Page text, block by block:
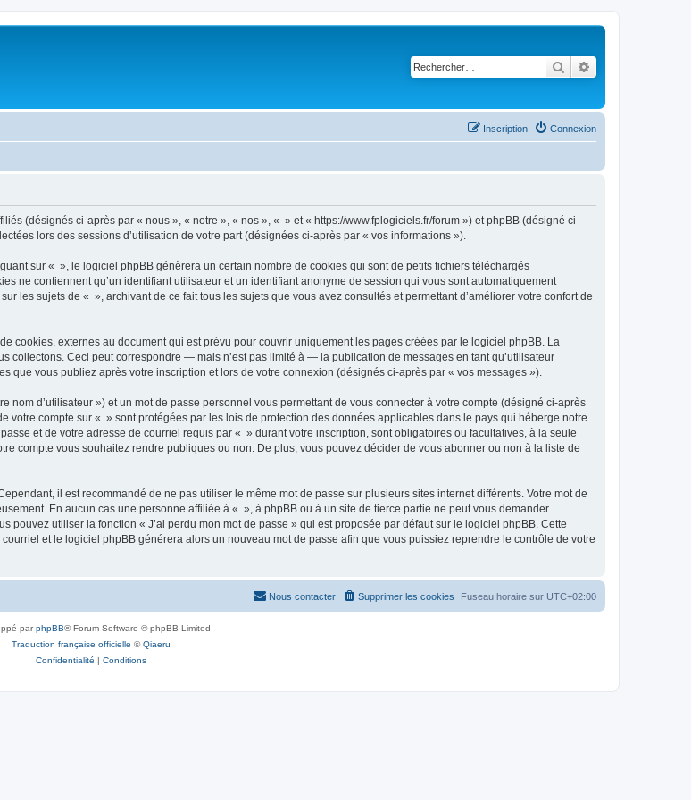
Rechercher
Connexion
Inscription
(désignés ci-après par « nous », « notre », « nos », « » et « https://www.fplogiciels.fr/forum ») et phpBB (désigné ci-
lors des sessions d’utilisation de votre part (désignées ci-après par « vos informations »).
sur « », le logiciel phpBB génèrera un certain nombre de cookies qui sont de petits fichiers téléchargés
ne contiennent qu’un identifiant utilisateur et un identifiant anonyme de session qui vous sont automatiquement
les sujets de « », archivant de ce fait tous les sujets que vous avez consultés et permettant d’améliorer votre confort de
cookies, externes au document qui est prévu pour couvrir uniquement les pages créées par le logiciel phpBB. La
collectons. Ceci peut correspondre — mais n’est pas limité à — la publication de messages en tant qu’utilisateur
que vous publiez après votre inscription et lors de votre connexion (désignés ci-après par « vos messages »).
d’utilisateur ») et un mot de passe personnel vous permettant de vous connecter à votre compte (désigné ci-après
votre compte sur « » sont protégées par les lois de protection des données applicables dans le pays qui héberge notre
et de votre adresse de courriel requis par « » durant votre inscription, sont obligatoires ou facultatives, à la seule
compte vous souhaitez rendre publiques ou non. De plus, vous pouvez décider de vous abonner ou non à la liste de
il est recommandé de ne pas utiliser le même mot de passe sur plusieurs sites internet différents. Votre mot de
En aucun cas une personne affiliée à « », à phpBB ou à un site de tierce partie ne peut vous demander
pouvez utiliser la fonction « J’ai perdu mon mot de passe » qui est proposée par défaut sur le logiciel phpBB. Cette
et le logiciel phpBB générera alors un nouveau mot de passe afin que vous puissiez reprendre le contrôle de votre
Fuseau horaire sur UTC+02:00
Supprimer les cookies
Nous contacter
parphpBB® Forum Software © phpBB Limited
Traduction française officielle ©Qiaeru
Confidentialité | Conditions